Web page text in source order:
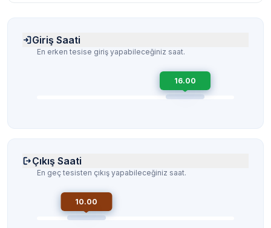
Giriş Saati
En erken tesise giriş yapabileceğiniz saat.
16.00
Çıkış Saati
En geç tesisten çıkış yapabileceğiniz saat.
10.00